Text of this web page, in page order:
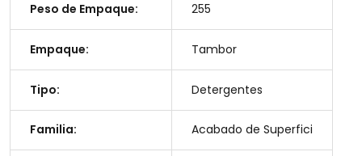
Peso de Empaque: 255
Empaque: Tambor
Tipo: Detergentes
Familia: Acabado de Superfici